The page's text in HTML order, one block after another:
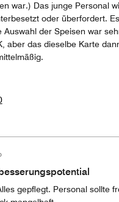
war.) Das junge Personal
oder überfordert.
der Speisen war
aber das dieselbe Karte
gepflegt. Personal sollte